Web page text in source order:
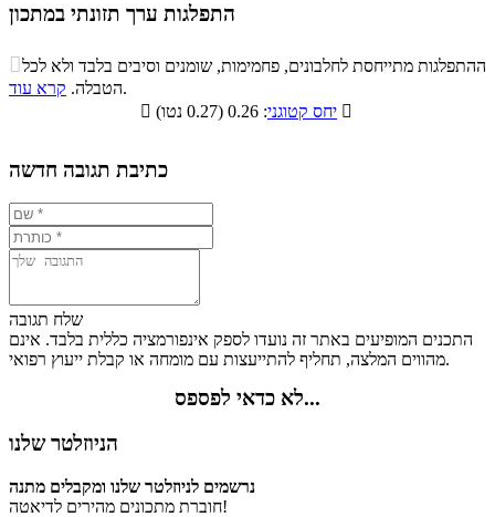
התפלגות ערך תזונתי במתכון
התפלגות ערך תזונתי במתכון
סיבים
תזונתיים
שומנים חלבונים
36.2% 40.9%
ההתפלגות מתייחסת לחלבונים, פחמימות, שומנים וסיבים בלבד ולא לכל
הטבלה. קרא עוד
.

יחס קטוגני 
כתיבת תגובה חדשה
שלח תגובה
התכנים המופיעים באתר זה נועדו לספק אינפורמציה כללית בלבד. אינם
מהווים המלצה, תחליף להתייעצות עם מומחה או קבלת ייעוץ רפואי.
לא כדאי לפספס...
הניוזלטר שלנו
נרשמים לניוזלטר שלנו ומקבלים מתנה
חוברת מתכונים מהירים לדיאטה!